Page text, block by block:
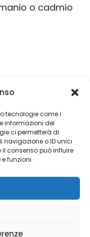
tecnologie come i
informazioni del
ci permetterà di
o ID unici
il consenso può influire
funzioni.
o cadmio
Vurro